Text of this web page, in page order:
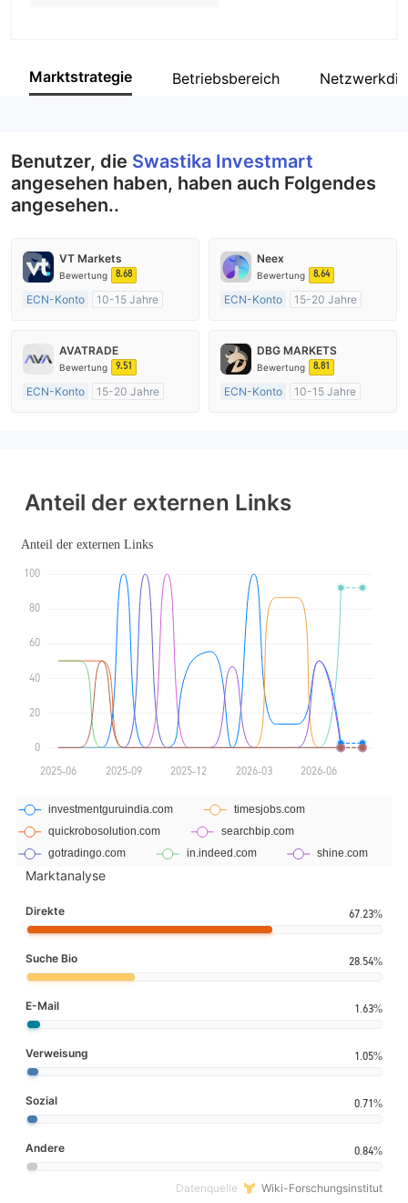
Marktstrategie Betriebsbereich
Benutzer, die Swastika Investmart
angesehen haben, haben auch Folgendes
angesehen..
VT Markets
Bewertung 8.68
ECN-Konto
10-15 Jahre
MT4-Volllizenz
Neex
Bewertung 8.64
ECN-Konto
15-20 Jahre
Market Making (MM)
MT4-Volllizenz
AVATRADE
Bewertung 9.51
ECN-Konto
15-20 Jahre
DBG MARKETS
Bewertung 8.81
ECN-Konto
10-15 Jahre
Anteil der externen Links
Marktanalyse
Direkte 67.23%
Suche Bio 28.54%
E-Mail 1.63%
Verweisung 1.05%
Sozial 0.71%
Andere 0.84%
Datenquelle Wiki-Forschungsinstitut